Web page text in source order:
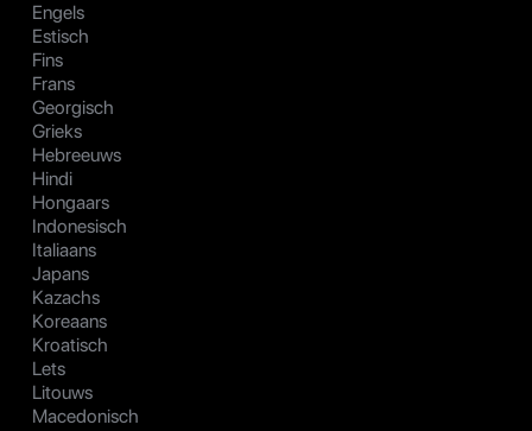
Engels
Estisch
Fins
Frans
Georgisch
Grieks
Hebreeuws
Hindi
Hongaars
Indonesisch
Italiaans
Japans
Kazachs
Koreaans
Kroatisch
Lets
Litouws
Macedonisch